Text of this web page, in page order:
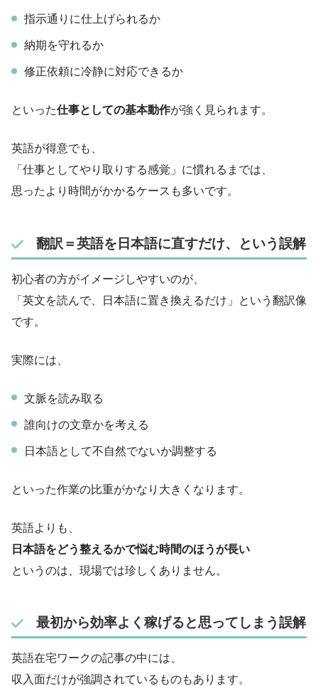
指示通りに仕上げられるか
納期を守れるか
修正依頼に冷静に対応できるか
といった仕事としての基本動作が強く見られます。
英語が得意でも、
「仕事としてやり取りする感覚」に慣れるまでは、
思ったより時間がかかるケースも多いです。
翻訳＝英語を日本語に直すだけ、という誤解
初心者の方がイメージしやすいのが、
「英文を読んで、日本語に置き換えるだけ」という翻訳像
です。
実際には、
文脈を読み取る
誰向けの文章かを考える
日本語として不自然でないか調整する
といった作業の比重がかなり大きくなります。
英語よりも、
日本語をどう整えるかで悩む時間のほうが長い
というのは、現場では珍しくありません。
最初から効率よく稼げると思ってしまう誤解
英語在宅ワークの記事の中には、
収入面だけが強調されているものもあります。